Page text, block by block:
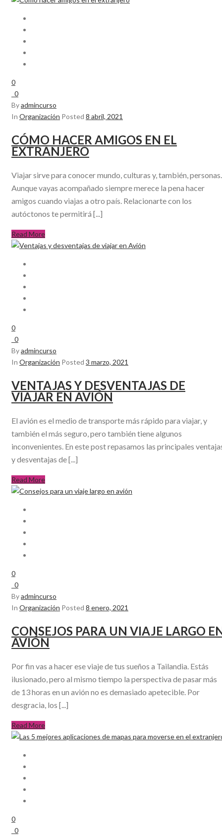
0
0
Byadmincurso
In Organización Posted 8 abril, 2021
CÓMO HACER AMIGOS EN EL
EXTRANJERO
Viajar sirve para conocer mundo, culturas y, también, personas.
Aunque vayas acompañado siempre merece la pena hacer
amigos cuando viajas a otro país. Relacionarte con los
autóctonos te permitirá [...]
Read More
0
0
Byadmincurso
In Organización Posted 3 marzo, 2021
VENTAJAS Y DESVENTAJAS DE
VIAJAR EN AVIÓN
El avión es el medio de transporte más rápido para viajar, y
también el más seguro, pero también tiene algunos
inconvenientes. En este post repasamos las principales
y desventajas de [...]
Read More
0
0
Byadmincurso
In Organización Posted 8 enero, 2021
CONSEJOS PARA UN VIAJE LARGO
AVIÓN
Por fin vas a hacer ese viaje de tus sueños a Tailandia. Estás
ilusionado, pero al mismo tiempo la perspectiva de pasar más
de 13 horas en un avión no es demasiado apetecible. Por
desgracia, los [...]
Read More
0
0